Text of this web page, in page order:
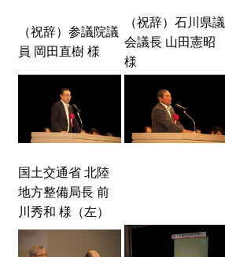
（祝辞）参議院議
員 岡田直樹 様
（祝辞）石川県議
会議長 山田憲昭
様
国土交通省 北陸
地方整備局長 前
川秀和 様（左）